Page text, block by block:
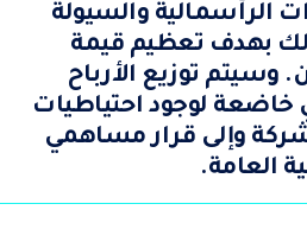
الرأسمالية والسيولة
بهدف تعظيم قيمة
توزيع الأرباح
خاضعة لوجود احتياطيات
وإلى قرار مساهمي
العامة.